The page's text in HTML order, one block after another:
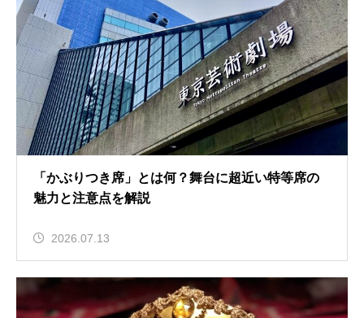
「かぶりつき席」とは何？舞台に超近い特等席の
魅力と注意点を解説
2026.07.13